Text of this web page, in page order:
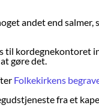
andet end
til kordegnekontoret
gøre det.
Folkekirkens
fra et